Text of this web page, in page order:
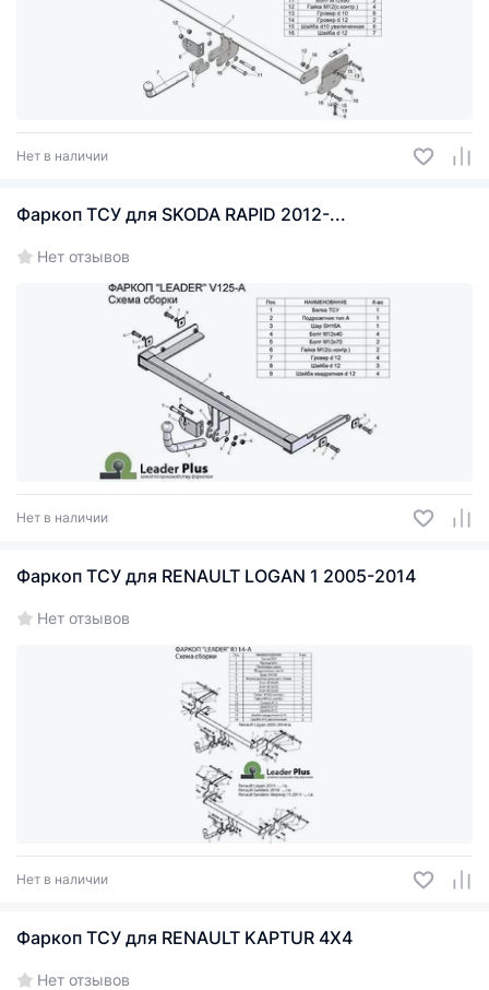
Нет в наличии
Фаркоп ТСУ для SKODA RAPID 2012-...
Нет отзывов
Нет в наличии
Фаркоп ТСУ для RENAULT LOGAN 1 2005-2014
Нет отзывов
Нет в наличии
Фаркоп ТСУ для RENAULT KAPTUR 4X4
Нет отзывов